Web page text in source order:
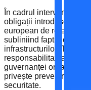
În cadrul intervenției,
obligații introduse de
european de referință
subliniind faptul că
infrastructurilor IT,
responsabilitatea
guvernanței
privește prevenirea,
securitate.